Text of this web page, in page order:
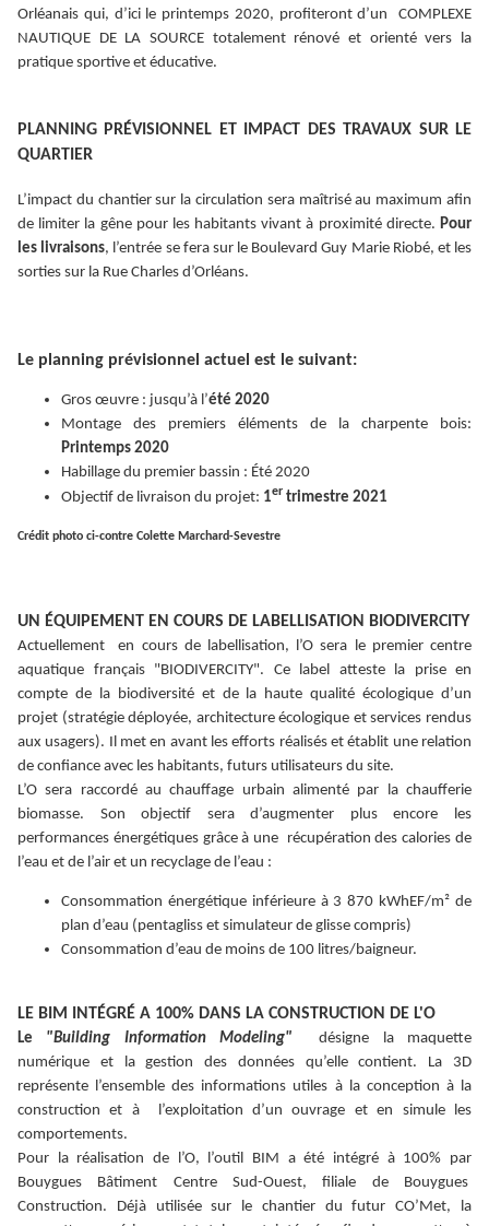
Orléanais qui, d’ici le printemps 2020, profiteront d’un COMPLEXE
NAUTIQUE DE LA SOURCE totalement rénové et orienté vers la
pratique sportive et éducative.
PLANNING PRÉVISIONNEL ET IMPACT DES TRAVAUX SUR LE
QUARTIER
L’impact du chantier sur la circulation sera maîtrisé au maximum afin
de limiter la gêne pour les habitants vivant à proximité directe. Pour
les livraisons, l’entrée se fera sur le Boulevard Guy Marie Riobé, et les
sorties sur la Rue Charles d’Orléans.
Le planning prévisionnel actuel est le suivant:
Gros œuvre : jusqu’à l’été 2020
Montage des premiers éléments de la charpente bois:
Printemps 2020
Habillage du premier bassin : Été 2020
Objectif de livraison du projet: 1er trimestre 2021
Crédit photo ci-contre Colette Marchard-Sevestre
UN ÉQUIPEMENT EN COURS DE LABELLISATION BIODIVERCITY
Actuellement en cours de labellisation, l’O sera le premier centre
aquatique français "BIODIVERCITY". Ce label atteste la prise en
compte de la biodiversité et de la haute qualité écologique d’un
projet (stratégie déployée, architecture écologique et services rendus
aux usagers). Il met en avant les efforts réalisés et établit une relation
de confiance avec les habitants, futurs utilisateurs du site.
L’O sera raccordé au chauffage urbain alimenté par la chaufferie
biomasse. Son objectif sera d’augmenter plus encore les
performances énergétiques grâce à une récupération des calories de
l’eau et de l’air et un recyclage de l’eau :
Consommation énergétique inférieure à 3 870 kWhEF/m² de
plan d’eau (pentagliss et simulateur de glisse compris)
Consommation d’eau de moins de 100 litres/baigneur.
LE BIM INTÉGRÉ A 100% DANS LA CONSTRUCTION DE L'O
Le "Building Information Modeling"
désigne la maquette
numérique et la gestion des données qu’elle contient. La 3D
représente l’ensemble des informations utiles à la conception à la
construction et à l’exploitation d’un ouvrage et en simule les
comportements.
Pour la réalisation de l’O, l’outil BIM a été intégré à 100% par
Bouygues Bâtiment Centre Sud-Ouest, filiale de Bouygues
Construction. Déjà utilisée sur le chantier du futur CO’Met, la